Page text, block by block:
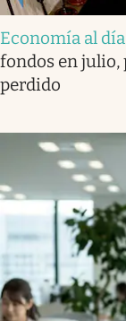
Economía al día
fondos en julio,
perdido